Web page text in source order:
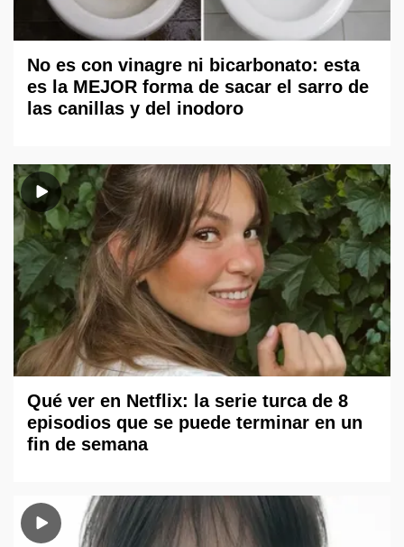
No es con vinagre ni bicarbonato: esta
es la MEJOR forma de sacar el sarro de
las canillas y del inodoro
Qué ver en Netflix: la serie turca de 8
episodios que se puede terminar en un
fin de semana